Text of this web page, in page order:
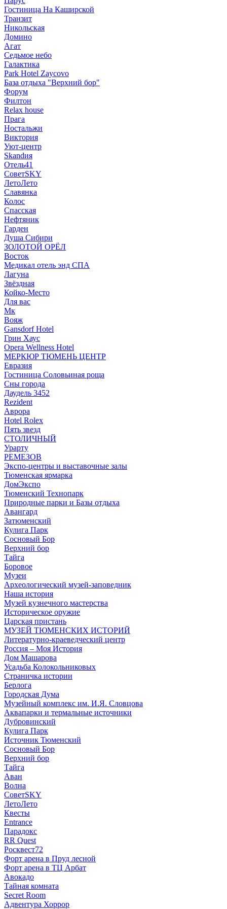
Гостиница На Каширской
Транзит
Никольская
Домино
Агат
Седьмое небо
Галактика
Park Hotel Zaycovo
База отдыха "Верхний бор"
Форум
Филтон
Relax house
Прага
Ностальжи
Виктория
Уют-центр
Skandия
Отель41
СоветSKY
ЛетоЛето
Славянка
Колос
Спасская
Нефтяник
Гарден
Душа Сибири
ЗОЛОТОЙ ОРЁЛ
Восток
Медикал отель энд СПА
Лагуна
Звёздная
Койко-Место
Для вас
Мк
Вояж
Gansdorf Hotel
Грин Хаус
Opera Wellness Hotel
МЕРКЮР ТЮМЕНЬ ЦЕНТР
Евразия
Гостиница Соловьиная роща
Сны города
Даудель 3452
Rezident
Аврора
Hotel Rolex
Пять звезд
СТОЛИЧНЫЙ
Урарту
РЕМЕЗОВ
Экспо-центры и выставочные залы
Тюменская ярмарка
ДомЭкспо
Тюменский Технопарк
Природные парки и Базы отдыха
Авангард
Затюменский
Кулига Парк
Сосновый Бор
Верхний бор
Тайга
Боровое
Музеи
Археологический музей-заповедник
Наша история
Музей кузнечного мастерства
Историческое оружие
Царская пристань
МУЗЕЙ ТЮМЕНСКИХ ИСТОРИЙ
Литературно-краеведческий центр
Россия – Моя История
Дом Машарова
Усадьба Колокольниковых
Страничка истории
Берлога
Городская Дума
Музейный комплекс им. И.Я. Словцова
Аквапарки и термальные источники
Дубровинский
Кулига Парк
Источник Тюменский
Сосновый Бор
Верхний бор
Тайга
Аван
Волна
СоветSKY
ЛетоЛето
Квесты
Entrance
Парадокс
RR Quest
Росквест72
Форт арена в Пруд лесной
Форт арена в ТЦ Арбат
Авокадо
Тайная комната
Secret Room
Адвентура Хоррор